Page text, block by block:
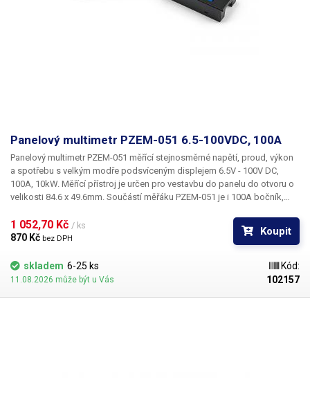
Panelový multimetr PZEM-051 6.5-100VDC, 100A
Panelový multimetr ​PZEM-051 měřící stejnosměrné napětí, proud, výkon
a spotřebu s velkým modře podsvíceným displejem 6.5V - 100V DC,
100A, 10kW.
velikosti 84.6 x 49.6mm. Součástí měřáku PZEM-051 je i 100A bočník,
panelu lze vypnout modré podsvícení a resetovat naměřené hodnoty.
1 052,70 Kč / ks
870 Kč bez DPH
Koupit
skladem 6-25 ks
11.08.2026 může být u Vás
Kód:
102157